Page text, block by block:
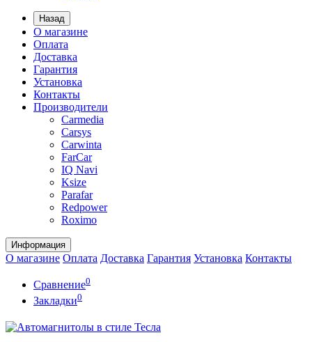
Назад
О магазине
Оплата
Доставка
Гарантия
Установка
Контакты
Производители
Carmedia
Carsys
Carwinta
FarCar
IQ Navi
Ksize
Parafar
Redpower
Roximo
Информация
О магазине Оплата Доставка Гарантия Установка Контакты
Сравнение0
Закладки0